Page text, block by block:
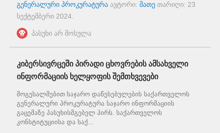
გენერალური პროკურატურა ავტორი: მათე თარიღი: 23
სექტემბერი 2024
პასუხი არ მოსულა
კიბერსივრცეში პირადი ცხოვრების ამსახველი
ინფორმაციის ხელყოფის შემთხვევები
მოგესალმებით საჯარო დაწესებულების საქართველოს
გენერალური პროკურატურა საჯარო ინფორმაციის
გაცემაზე პასუხისმგებელ პირს. საქართველოს
კონსტიტუციისა და საქ...